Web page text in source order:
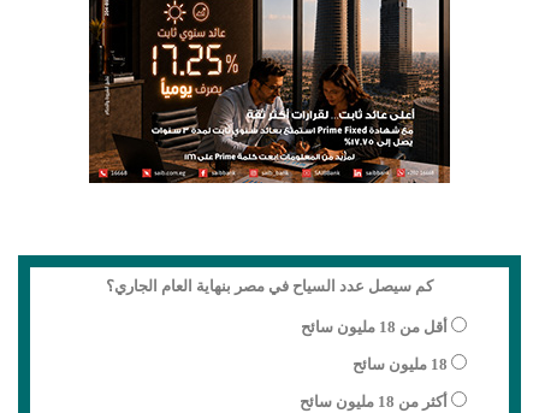
كم سيصل عدد السياح في مصر بنهاية العام الجاري؟
أقل من 18 مليون سائح
18 مليون سائح
أكثر من 18 مليون سائح